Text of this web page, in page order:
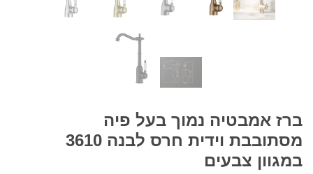
ברז אמבטיה נמוך בעל פיה
מסתובבת וידית חרס לבנה 3610
במגוון צבעים